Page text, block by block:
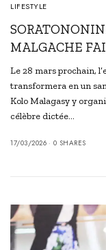
LIFESTYLE
MALGACHE
Le 28 mars prochain,
transformera en un
Kolo Malagasy y
célèbre dictée…
17/03/2026 0 SHARES